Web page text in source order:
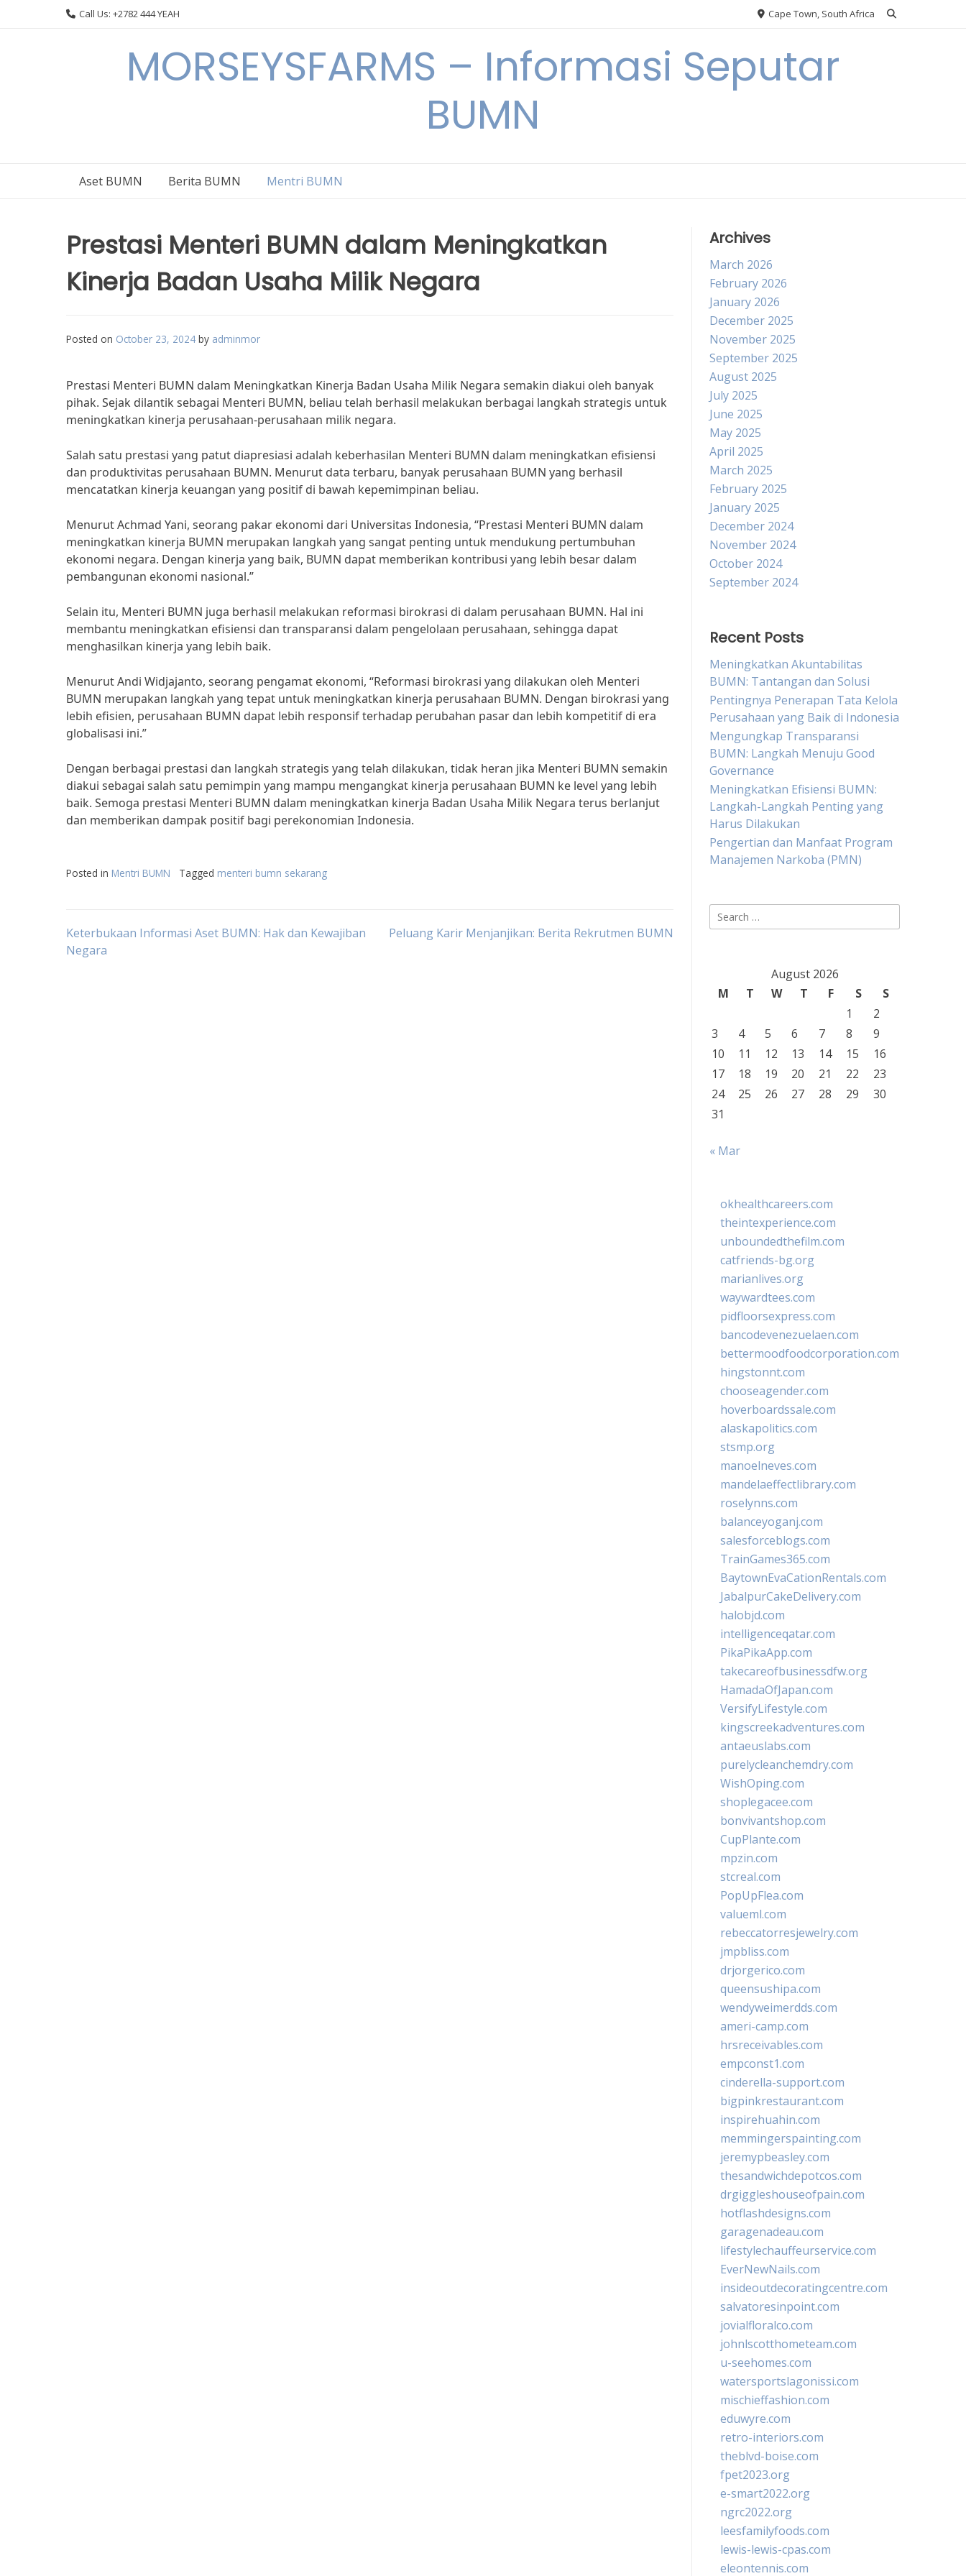
Call Us: +2782 444 YEAH Cape Town, South Africa
MORSEYSFARMS – Informasi Seputar
BUMN
Aset BUMN Berita BUMN Mentri BUMN
Prestasi Menteri BUMN dalam Meningkatkan
Kinerja Badan Usaha Milik Negara
Posted on October 23, 2024 by adminmor
Prestasi Menteri BUMN dalam Meningkatkan Kinerja Badan Usaha Milik Negara semakin diakui oleh banyak
pihak. Sejak dilantik sebagai Menteri BUMN, beliau telah berhasil melakukan berbagai langkah strategis untuk
meningkatkan kinerja perusahaan-perusahaan milik negara.
Salah satu prestasi yang patut diapresiasi adalah keberhasilan Menteri BUMN dalam meningkatkan efisiensi
dan produktivitas perusahaan BUMN. Menurut data terbaru, banyak perusahaan BUMN yang berhasil
mencatatkan kinerja keuangan yang positif di bawah kepemimpinan beliau.
Menurut Achmad Yani, seorang pakar ekonomi dari Universitas Indonesia, “Prestasi Menteri BUMN dalam
meningkatkan kinerja BUMN merupakan langkah yang sangat penting untuk mendukung pertumbuhan
ekonomi negara. Dengan kinerja yang baik, BUMN dapat memberikan kontribusi yang lebih besar dalam
pembangunan ekonomi nasional.”
Selain itu, Menteri BUMN juga berhasil melakukan reformasi birokrasi di dalam perusahaan BUMN. Hal ini
membantu meningkatkan efisiensi dan transparansi dalam pengelolaan perusahaan, sehingga dapat
menghasilkan kinerja yang lebih baik.
Menurut Andi Widjajanto, seorang pengamat ekonomi, “Reformasi birokrasi yang dilakukan oleh Menteri
BUMN merupakan langkah yang tepat untuk meningkatkan kinerja perusahaan BUMN. Dengan birokrasi yang
lebih efisien, perusahaan BUMN dapat lebih responsif terhadap perubahan pasar dan lebih kompetitif di era
globalisasi ini.”
Dengan berbagai prestasi dan langkah strategis yang telah dilakukan, tidak heran jika Menteri BUMN semakin
diakui sebagai salah satu pemimpin yang mampu mengangkat kinerja perusahaan BUMN ke level yang lebih
baik. Semoga prestasi Menteri BUMN dalam meningkatkan kinerja Badan Usaha Milik Negara terus berlanjut
dan memberikan dampak positif bagi perekonomian Indonesia.
Posted in Mentri BUMN Tagged menteri bumn sekarang
Post
Keterbukaan Informasi Aset BUMN: Hak dan Kewajiban
Negara
Peluang Karir Menjanjikan: Berita Rekrutmen BUMN
Archives
March 2026
February 2026
January 2026
December 2025
November 2025
September 2025
August 2025
July 2025
June 2025
May 2025
April 2025
March 2025
February 2025
January 2025
December 2024
November 2024
October 2024
September 2024
Recent Posts
Meningkatkan Akuntabilitas
BUMN: Tantangan dan Solusi
Pentingnya Penerapan Tata Kelola
Perusahaan yang Baik di Indonesia
Mengungkap Transparansi
BUMN: Langkah Menuju Good
Governance
Meningkatkan Efisiensi BUMN:
Langkah-Langkah Penting yang
Harus Dilakukan
Pengertian dan Manfaat Program
Manajemen Narkoba (PMN)
Search
for:
August 2026
M
T W T F S
S
1
2
3
4 5 6 7 8
9
10
11 12 13 14 15
16
17
18 19 20 21 22
23
24
25 26 27 28 29
30
31
« Mar
okhealthcareers.com
theintexperience.com
unboundedthefilm.com
catfriends-bg.org
marianlives.org
waywardtees.com
pidfloorsexpress.com
bancodevenezuelaen.com
bettermoodfoodcorporation.com
hingstonnt.com
chooseagender.com
hoverboardssale.com
alaskapolitics.com
stsmp.org
manoelneves.com
mandelaeffectlibrary.com
roselynns.com
balanceyoganj.com
salesforceblogs.com
TrainGames365.com
BaytownEvaCationRentals.com
JabalpurCakeDelivery.com
halobjd.com
intelligenceqatar.com
PikaPikaApp.com
takecareofbusinessdfw.org
HamadaOfJapan.com
VersifyLifestyle.com
kingscreekadventures.com
antaeuslabs.com
purelycleanchemdry.com
WishOping.com
shoplegacee.com
bonvivantshop.com
CupPlante.com
mpzin.com
stcreal.com
PopUpFlea.com
valueml.com
rebeccatorresjewelry.com
jmpbliss.com
drjorgerico.com
queensushipa.com
wendyweimerdds.com
ameri-camp.com
hrsreceivables.com
empconst1.com
cinderella-support.com
bigpinkrestaurant.com
inspirehuahin.com
memmingerspainting.com
jeremypbeasley.com
thesandwichdepotcos.com
drgiggleshouseofpain.com
hotflashdesigns.com
garagenadeau.com
lifestylechauffeurservice.com
EverNewNails.com
insideoutdecoratingcentre.com
salvatoresinpoint.com
jovialfloralco.com
johnlscotthometeam.com
u-seehomes.com
watersportslagonissi.com
mischieffashion.com
eduwyre.com
retro-interiors.com
theblvd-boise.com
fpet2023.org
e-smart2022.org
ngrc2022.org
leesfamilyfoods.com
lewis-lewis-cpas.com
eleontennis.com